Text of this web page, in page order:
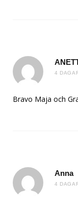
4
Bravo Maja och
Anna
4